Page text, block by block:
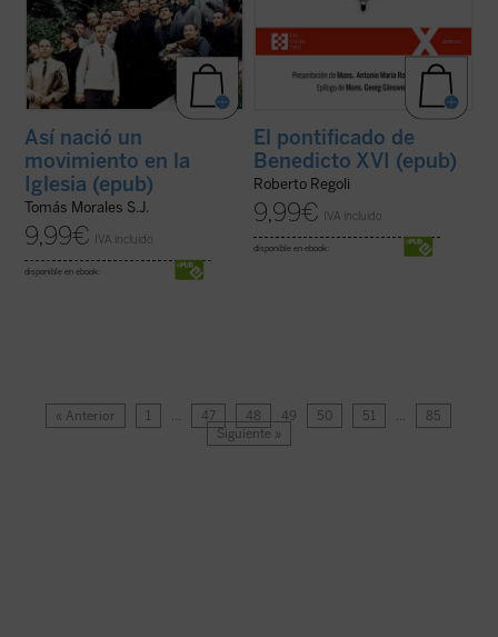
Así nació un
movimiento en la
Iglesia (epub)
Tomás Morales S.J.
9,99€ IVA incluido
disponible en ebook:
El pontificado de
Benedicto XVI (epub)
Roberto Regoli
9,99€ IVA incluido
disponible en ebook:
« Anterior 1 … 47 48 49 50 51 …
85
Siguiente »